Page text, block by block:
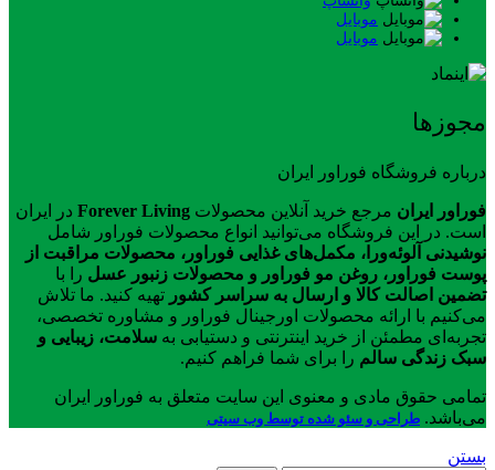
موبایل
موبایل
مجوزها
درباره فروشگاه فوراور ایران
فوراور ایران مرجع خرید آنلاین محصولات Forever Living در ایران
است. در این فروشگاه می‌توانید انواع محصولات فوراور شامل
نوشیدنی آلوئه‌ورا، مکمل‌های غذایی فوراور، محصولات مراقبت از
پوست فوراور، روغن مو فوراور و محصولات زنبور عسل را با
تضمین اصالت کالا و ارسال به سراسر کشور تهیه کنید. ما تلاش
می‌کنیم با ارائه محصولات اورجینال فوراور و مشاوره تخصصی،
تجربه‌ای مطمئن از خرید اینترنتی و دستیابی به سلامت، زیبایی و
سبک زندگی سالم را برای شما فراهم کنیم.
تمامی حقوق مادی و معنوی این سایت متعلق به فوراور ایران
می‌باشد. طراحی و سئو شده توسط وب سیتی
بستن